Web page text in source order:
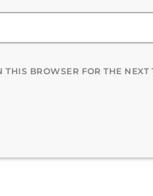
BROWSER FOR THE NEXT